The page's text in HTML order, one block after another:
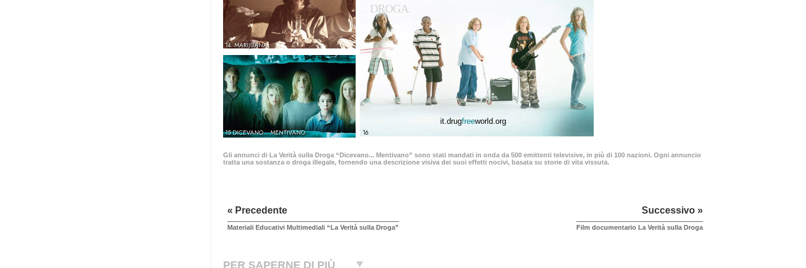
14. MARIJUANA
15 DICEVANO... MENTIVANO 16
DROGA.
it.drugfreeworld.org
Gli annunci di La Verità sulla Droga “Dicevano... Mentivano” sono stati mandati in onda da 500 emittenti televisive, in più di 100 nazioni. Ogni annuncio
tratta una sostanza o droga illegale, fornendo una descrizione visiva dei suoi effetti nocivi, basata su storie di vita vissuta.
« Precedente
Materiali Educativi Multimediali “La Verità sulla Droga”
Successivo »
Film documentario La Verità sulla Droga
PER SAPERNE DI PIÙ